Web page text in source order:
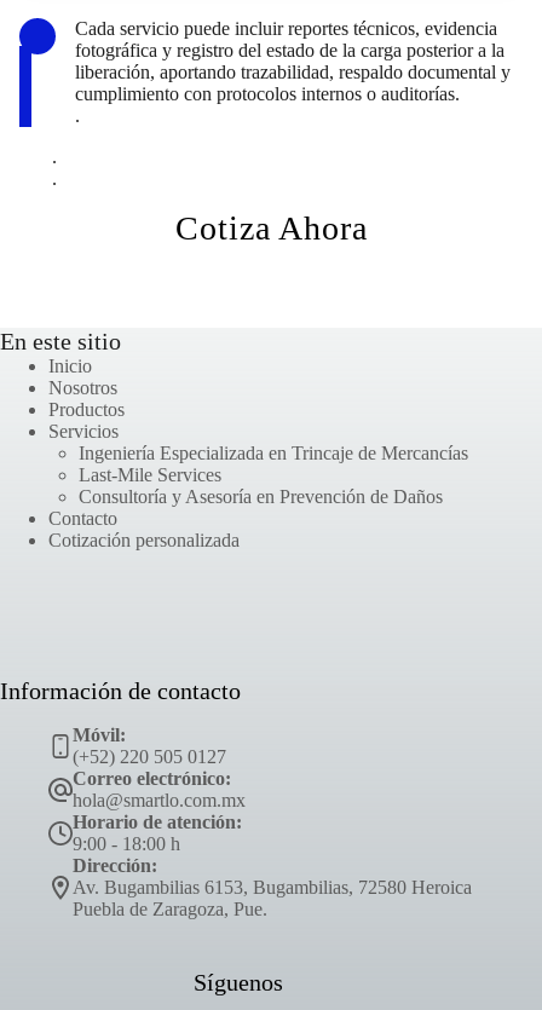
Cada servicio puede incluir reportes técnicos, evidencia
fotográfica y registro del estado de la carga posterior a la
liberación, aportando trazabilidad, respaldo documental y
cumplimiento con protocolos internos o auditorías.
.
.
.
Cotiza Ahora
En este sitio
Inicio
Nosotros
Productos
Servicios
Ingeniería Especializada en Trincaje de Mercancías
Last-Mile Services
Consultoría y Asesoría en Prevención de Daños
Contacto
Cotización personalizada
Información de contacto
Móvil:
(+52) 220 505 0127
Correo electrónico:
hola@smartlo.com.mx
Horario de atención:
9:00 - 18:00 h
Dirección:
Av. Bugambilias 6153, Bugambilias, 72580 Heroica
Puebla de Zaragoza, Pue.
Síguenos